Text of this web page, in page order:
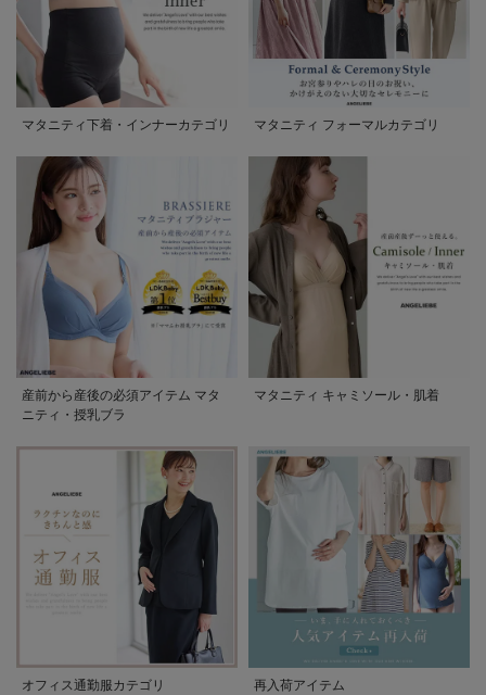
マタニティ下着・インナーカテゴリ マタニティ フォーマルカテゴリ
産前から産後の必須アイテム マタ
ニティ・授乳ブラ
マタニティ キャミソール・肌着
オフィス通勤服カテゴリ 再入荷アイテム